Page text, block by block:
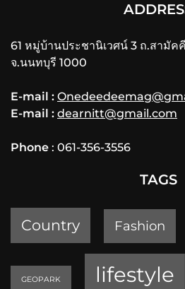
61 หมู่บ้านประชานิเวศน์ 3 ถ.สามัค
จ.นนทบุรี 1000
E-mail :
E-mail : dearnitt@gmail.com
Phone : 061-356-3556
TAGS
Country Fashion
GEOPARK lifestyle